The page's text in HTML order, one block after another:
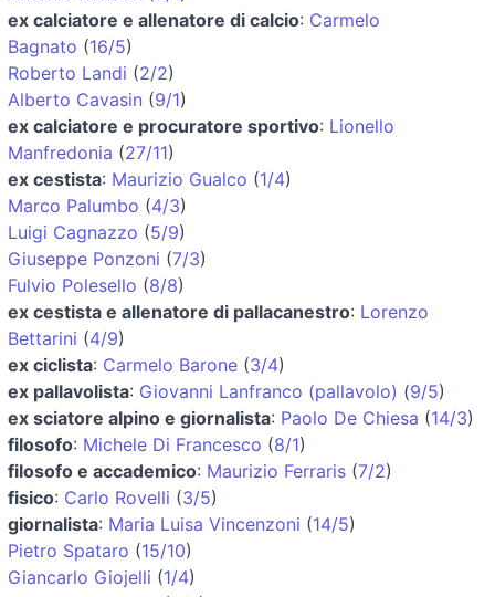
ex calciatore e allenatore di calcio: Carmelo
Bagnato (16/5)
Roberto Landi (2/2)
Alberto Cavasin (9/1)
ex calciatore e procuratore sportivo: Lionello
Manfredonia (27/11)
ex cestista: Maurizio Gualco (1/4)
Marco Palumbo (4/3)
Luigi Cagnazzo (5/9)
Giuseppe Ponzoni (7/3)
Fulvio Polesello (8/8)
ex cestista e allenatore di pallacanestro: Lorenzo
Bettarini (4/9)
ex ciclista: Carmelo Barone (3/4)
ex pallavolista: Giovanni Lanfranco (pallavolo) (9/5)
ex sciatore alpino e giornalista: Paolo De Chiesa (14/3)
filosofo: Michele Di Francesco (8/1)
filosofo e accademico: Maurizio Ferraris (7/2)
fisico: Carlo Rovelli (3/5)
giornalista: Maria Luisa Vincenzoni (14/5)
Pietro Spataro (15/10)
Giancarlo Giojelli (1/4)